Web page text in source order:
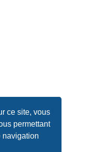
ce site, vous
permettant
navigation